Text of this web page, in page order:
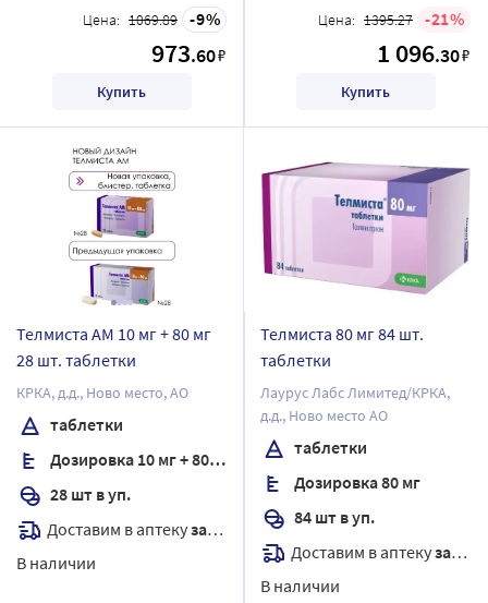
Цена: 1069.89 9
973.60₽
Купить
Цена: 1395.27 21
1 096.30₽
Купить
Телмиста АМ 10 мг + 80 мг
28 шт. таблетки
КРКА, д.д., Ново место, АО
таблетки
Дозировка 10 мг + 80 мг
28 шт в уп.
Доставим в аптекузавтра
В наличии
Телмиста 80 мг 84 шт.
таблетки
Лаурус Лабс Лимитед/КРКА,
д.д., Ново место АО
таблетки
Дозировка 80 мг
84 шт в уп.
Доставим в аптекузавтра
В наличии